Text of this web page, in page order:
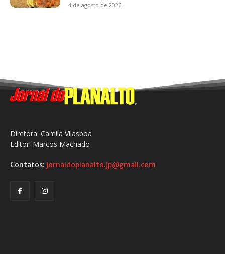
4 de agosto de 2026
Diretora: Camila Vilasboa
Editor: Marcos Machado
Contatos: jornaldoplanalto.jp@gmail.com